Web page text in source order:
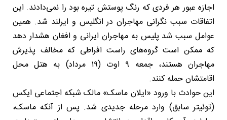
اجازه عبور هر فردی که رنگ پوستش تیره بود را نمی‌دادند. این
اتفاقات سبب نگرانی مهاجران در انگلیس و ایرلند شد. همین
عوامل سبب شد پلیس به مهاجران ایرانی و افغان هشدار دهد
که ممکن است گروه‌های راست افراطی که مخالف پذیرش
مهاجران هستند، جمعه ۹ اوت (۱۹ مرداد) به هتل محل
اقامتشان حمله کنند.
این حوادث با ورود «ایلان ماسک» مالک شبکه اجتماعی ایکس
(توئیتر سابق) وارد مرحله جدیدی شد. پس از آنکه ماسک،